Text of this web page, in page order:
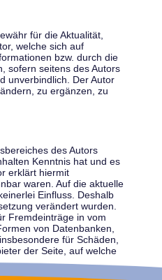
für die Aktualität,
welche sich auf
bzw. durch die
sofern seitens des Autors
unverbindlich. Der Autor
zu ergänzen, zu
des Autors
Kenntnis hat und es
erklärt hiermit
waren. Auf die aktuelle
Einfluss. Deshalb
verändert wurden.
Fremdeinträge in vom
von Datenbanken,
für Schäden,
der Seite, auf welche